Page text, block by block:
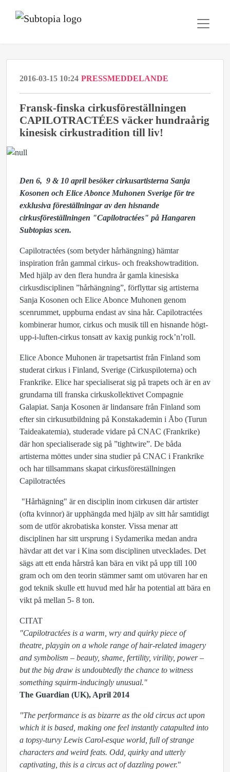
2016-03-15 10:24 PRESSMEDDELANDE
Fransk-finska cirkusföreställningen
CAPILOTRACTÉES väcker hundraårig
kinesisk cirkustradition till liv!
Den 6, 9 & 10 april besöker cirkusartisterna Sanja
Kosonen och Elice Abonce Muhonen Sverige för tre
exklusiva föreställningar av den hisnande
cirkusföreställningen "Capilotractées" på Hangaren
Subtopias scen.
Capilotractées (som betyder hårhängning) hämtar
inspiration från gammal cirkus- och freakshowtradition.
Med hjälp av den flera hundra år gamla kinesiska
cirkusdisciplinen ”hårhängning”, förflyttar sig artisterna
Sanja Kosonen och Elice Abonce Muhonen genom
scenrummet, uppburna endast av sina hår. Capilotractées
kombinerar humor, cirkus och musik till en hisnande högt-
upp-i-luften-cirkus tonsatt av kaxig punkig rock’n’roll.
Elice Abonce Muhonen är trapetsartist från Finland som
studerat cirkus i Finland, Sverige (Cirkuspiloterna) och
Frankrike. Elice har specialiserat sig på trapets och är en av
grundarna till franska cirkuskollektivet Compagnie
Galapiat. Sanja Kosonen är lindansare från Finland som
efter sin cirkusutbildning på Konstakademin i Åbo (Turun
Taideakatemia), studerade vidare på CNAC (Frankrike)
där hon specialiserade sig på ”tightwire”. De båda
artisterna möttes under sina studier på CNAC i Frankrike
och har tillsammans skapat cirkusföreställningen
Capilotractées
"Hårhägning" är en disciplin inom cirkusen där artister
(ofta kvinnor) är upphängda med hjälp av sitt hår samtidigt
som de utför akrobatiska konster. Vissa menar att
disciplinen har sitt ursprung i Sydamerika medan andra
hävdar att det var i Kina som disciplinen utvecklades. Det
sägs att ett enda hårstrå kan bära en vikt på upp till 100
gram och om den teorin stämmer samt om utövaren har en
god teknik skulle ett huvud med hår ha potential att bära en
vikt på mellan 5- 8 ton.
CITAT
"Capilotractées is a warm, wry and quirky piece of
theatre, playgin on a whole range of hair-related imagery
and symbolism – beauty, shame, fertility, virility, power –
but the big draw is undoubtedly the chance to witness
something squirm-inducingly unusual."
The Guardian (UK), April 2014
"The performance is as bizarre as the old circus act upon
which it is based, making one feel instantly catapulted into
a topsy-turvy Lewis Carol-esque world, full of strange
characters and weird feats. Odd, quirky and utterly
captivating, this is a circus act of dazzling power."